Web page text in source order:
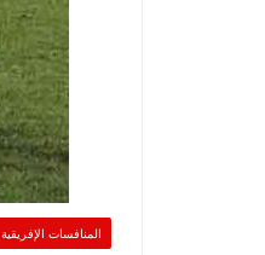
المنافسات الإفريقية